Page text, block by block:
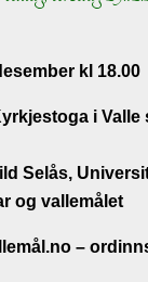
kl 18.00
i Valle
Selås,
og vallemålet
–